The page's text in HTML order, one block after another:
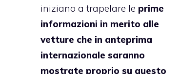
iniziano a trapelare le prime
informazioni in merito alle
vetture che in anteprima
internazionale saranno
mostrate proprio su questo